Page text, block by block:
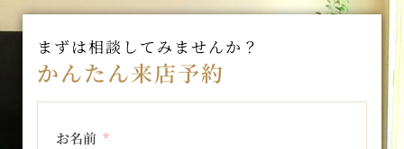
まずは相談してみませんか？
かんたん来店予約
お名前